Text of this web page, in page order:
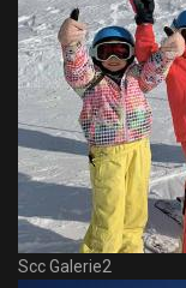
Scc Galerie2